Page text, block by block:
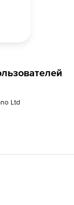
Ltd